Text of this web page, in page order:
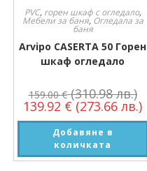
PVC, горен шкаф с огледало,
Мебели за баня, Огледала за
баня
Arvipo CASERTA 50 Горен
шкаф огледало
159.00€ (310.98 лв.)
139.92 € (273.66 лв.)
Добавяне в
количката